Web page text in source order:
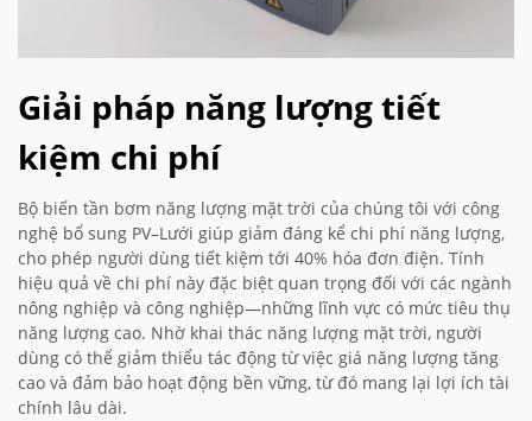
Giải pháp năng lượng tiết
kiệm chi phí
Bộ biến tần bơm năng lượng mặt trời của chúng tôi với công
nghệ bổ sung PV–Lưới giúp giảm đáng kể chi phí năng lượng,
cho phép người dùng tiết kiệm tới 40% hóa đơn điện. Tính
hiệu quả về chi phí này đặc biệt quan trọng đối với các ngành
nông nghiệp và công nghiệp—những lĩnh vực có mức tiêu thụ
năng lượng cao. Nhờ khai thác năng lượng mặt trời, người
dùng có thể giảm thiểu tác động từ việc giá năng lượng tăng
cao và đảm bảo hoạt động bền vững, từ đó mang lại lợi ích tài
chính lâu dài.